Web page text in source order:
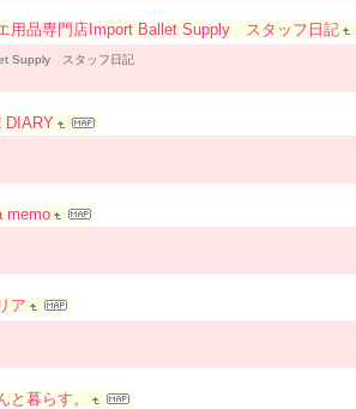
用品専門店Import Ballet Supply スタッフ日記
Supply スタッフ日記
DIARY
memo
ア
と暮らす。